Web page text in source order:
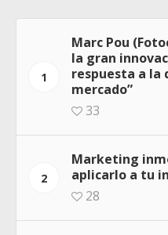
1
Marc Pou
la gran
respuesta a la
mercado”
33
2
Marketing
aplicarlo a tu
28